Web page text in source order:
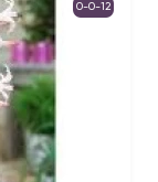
0-0-12